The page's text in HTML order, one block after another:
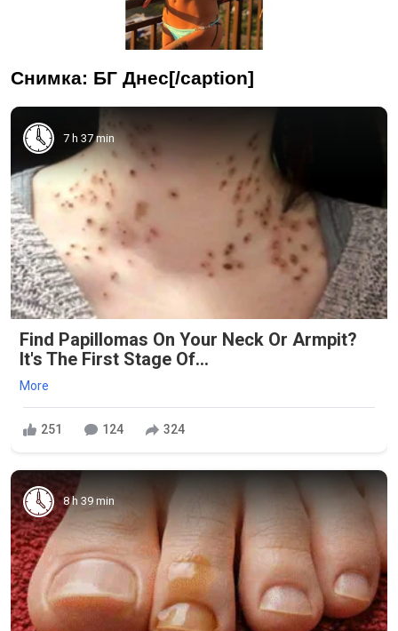
Снимка: БГ Днес[/caption]
7 h 37 min
Find Papillomas On Your Neck Or Armpit?
It's The First Stage Of...
More
251 124 324
8 h 39 min